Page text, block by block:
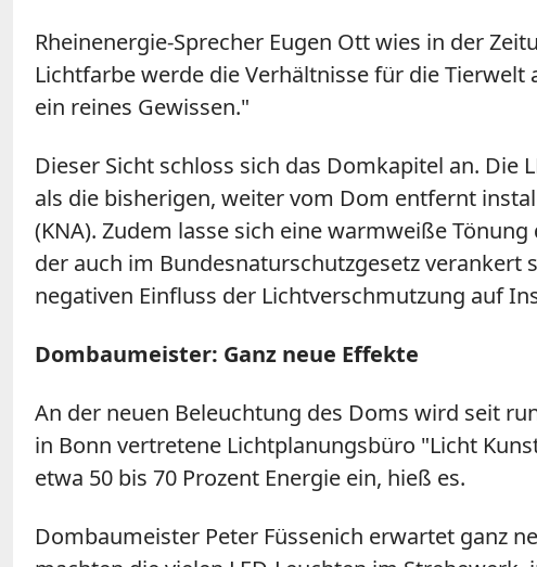
Rheinenergie-Sprecher Eugen Ott wies in der
Lichtfarbe werde die Verhältnisse für die
ein reines Gewissen."
Dieser Sicht schloss sich das Domkapitel an.
als die bisherigen, weiter vom Dom entfernt
(KNA). Zudem lasse sich eine warmweiße
der auch im Bundesnaturschutzgesetz
negativen Einfluss der Lichtverschmutzung auf
Dombaumeister: Ganz neue Effekte
An der neuen Beleuchtung des Doms wird seit
in Bonn vertretene Lichtplanungsbüro "Licht
etwa 50 bis 70 Prozent Energie ein, hieß es.
Dombaumeister Peter Füssenich erwartet ganz